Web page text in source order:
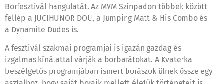
Borfesztivál hangulatát. Az MVM Színpadon többek között
fellép a JUCIHUNOR DOU, a Jumping Matt & His Combo és
a Dynamite Dudes is.
A fesztivál szakmai programjai is igazán gazdag és
izgalmas kínálattal várják a borbarátokat. A Kvaterka
beszélgetős programjában ismert borászok ülnek össze egy